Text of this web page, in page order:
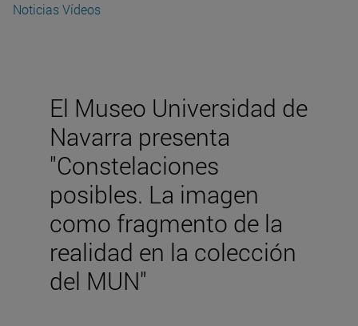
Noticias Vídeos
El Museo Universidad de
Navarra presenta
"Constelaciones
posibles. La imagen
como fragmento de la
realidad en la colección
del MUN"